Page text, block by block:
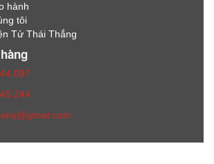
hành
tôi
Tử Thái Thắng